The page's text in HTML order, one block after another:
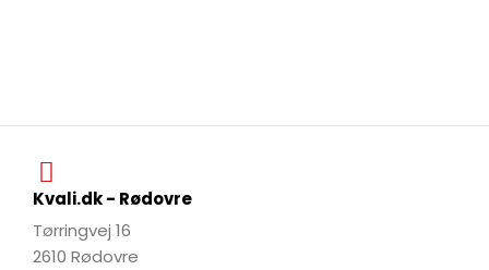
Kvali.dk - Rødovre
Tørringvej 16
2610 Rødovre